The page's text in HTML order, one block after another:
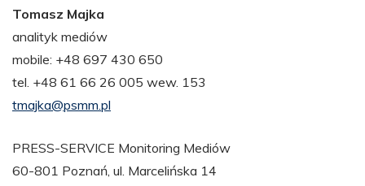
Tomasz Majka
analityk mediów
mobile: +48 697 430 650
tel. +48 61 66 26 005 wew. 153
tmajka@psmm.pl
PRESS-SERVICE Monitoring Mediów
60-801 Poznań, ul. Marcelińska 14